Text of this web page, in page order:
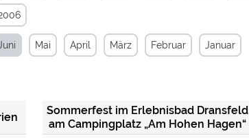
Mai April März Februar Januar
Sommerfest im Erlebnisbad Dransfeld
am Campingplatz „Am Hohen Hagen“
https://policies.google.com/privacy
siehe Datenschutzerklärung des jeweiligen Anbieters
https://policies.google.com/privacy
https://policies.google.com/privacy